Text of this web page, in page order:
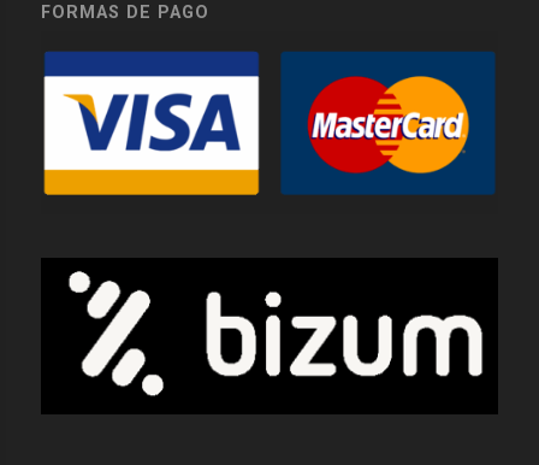
FORMAS DE PAGO